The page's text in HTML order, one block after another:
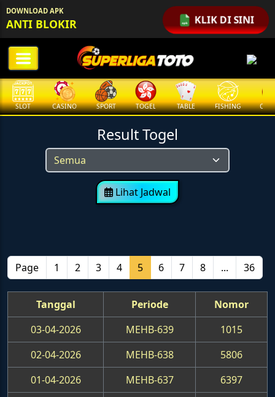
KLIK DI SINI
DOWNLOAD APK
ANTI BLOKIR
SLOT CASINO SPORT TOGEL TABLE FISHING
Result Togel
Lihat Jadwal
Page 1 2 3 4 5 6 7 8 ... 36
Tanggal Periode
Nomor
03-04-2026
MEHB-639
1015
02-04-2026
MEHB-638
5806
01-04-2026
MEHB-637
6397